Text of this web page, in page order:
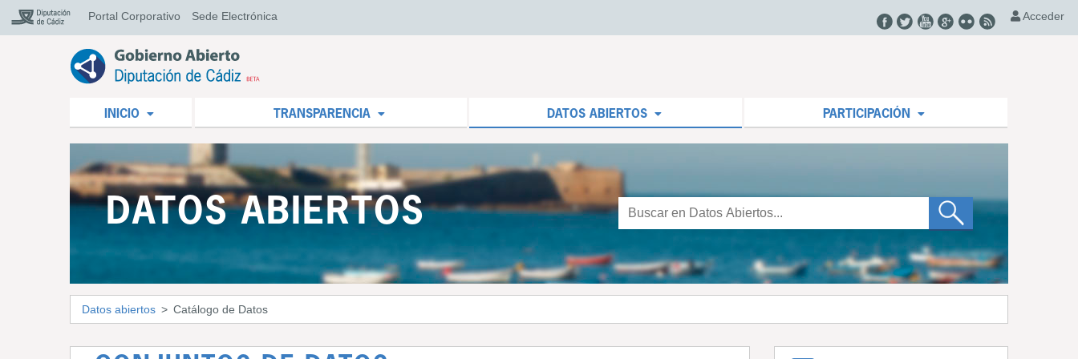
Portal Corporativo Sede Electrónica Acceder
INICIO TRANSPARENCIA DATOS ABIERTOS PARTICIPACIÓN
DATOS ABIERTOS
Datos abiertos Catálogo de Datos